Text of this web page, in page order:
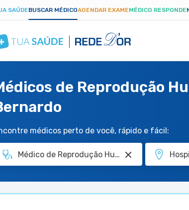
SAÚDEBUSCAR MÉDICOAGENDAR EXAMEMÉDICO RESPONDE
de Reprodução
médicos perto de você, rápido e fácil: